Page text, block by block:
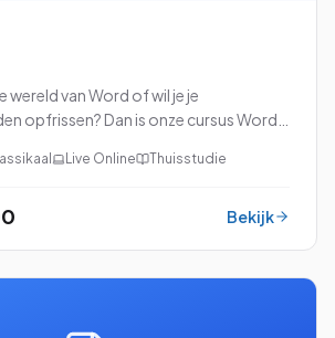
wereld van Word of wil je je
opfrissen? Dan is onze cursus Word
Live Online Thuisstudie
Bekijk